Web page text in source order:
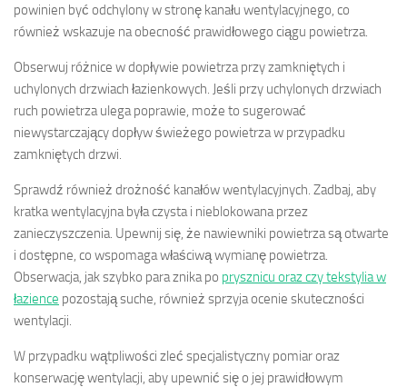
powinien być odchylony w stronę kanału wentylacyjnego, co
również wskazuje na obecność prawidłowego ciągu powietrza.
Obserwuj różnice w dopływie powietrza przy zamkniętych i
uchylonych drzwiach łazienkowych. Jeśli przy uchylonych drzwiach
ruch powietrza ulega poprawie, może to sugerować
niewystarczający dopływ świeżego powietrza w przypadku
zamkniętych drzwi.
Sprawdź również drożność kanałów wentylacyjnych. Zadbaj, aby
kratka wentylacyjna była czysta i nieblokowana przez
zanieczyszczenia. Upewnij się, że nawiewniki powietrza są otwarte
i dostępne, co wspomaga właściwą wymianę powietrza.
Obserwacja, jak szybko para znika po prysznicu oraz czy tekstylia w
łazience pozostają suche, również sprzyja ocenie skuteczności
wentylacji.
W przypadku wątpliwości zleć specjalistyczny pomiar oraz
konserwację wentylacji, aby upewnić się o jej prawidłowym